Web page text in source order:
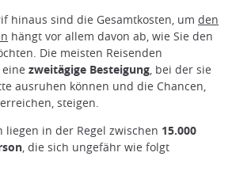
hinaus sind die Gesamtkosten, um den
hängt vor allem davon ab, wie Sie den
Die meisten Reisenden
zweitägige Besteigung, bei der sie
ausruhen können und die Chancen,
steigen.
liegen in der Regel zwischen 15.000
, die sich ungefähr wie folgt